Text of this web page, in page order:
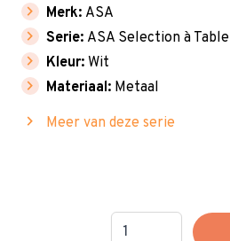
chevron_right Merk: ASA
chevron_right Serie: ASA Selection à Table
chevron_right Kleur: Wit
chevron_right Materiaal: Metaal
chevron_right Meer van deze serie
Hoeveelheid